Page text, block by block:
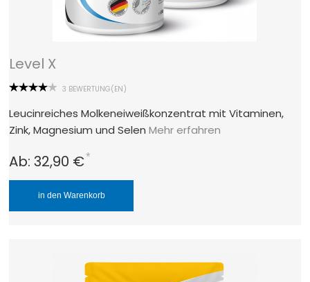
Level X
3 BEWERTUNG(EN)
Leucinreiches Molkeneiweißkonzentrat mit Vitaminen,
Zink, Magnesium und SelenMehr erfahren
Ab: 32,90 €*
in den Warenkorb